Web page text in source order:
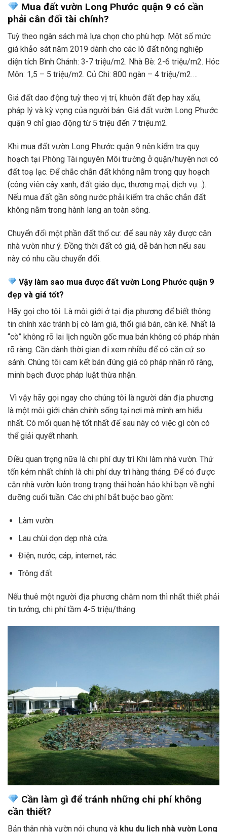
Mua đất vườn Long Phước quận 9 có cần
phải cân đối tài chính?
Tuỳ theo ngân sách mà lựa chọn cho phù hợp. Một số mức
giá khảo sát năm 2019 dành cho các lô đất nông nghiệp
diện tích Bình Chánh: 3-7 triệu/m2. Nhà Bè: 2-6 triệu/m2. Hóc
Môn: 1,5 – 5 triệu/m2. Củ Chi: 800 ngàn – 4 triệu/m2….
Giá đất dao động tuỳ theo vị trí, khuôn đất đẹp hay xấu,
pháp lý và kỳ vọng của người bán. Giá đất vườn Long Phước
quận 9 chỉ giao động từ 5 triệu đến 7 triệu.m2.
Khi mua đất vườn Long Phước quận 9 nên kiểm tra quy
hoạch tại Phòng Tài nguyên Môi trường ở quận/huyện nơi có
đất toạ lạc. Để chắc chắn đất không nằm trong quy hoạch
(công viên cây xanh, đất giáo dục, thương mại, dịch vụ…).
Nếu mua đất gần sông nước phải kiểm tra chắc chắn đất
không nằm trong hành lang an toàn sông.
Chuyển đổi một phần đất thổ cư: để sau này xây được căn
nhà vườn như ý. Đồng thời đất có giá, dễ bán hơn nếu sau
này có nhu cầu chuyển đổi.
Vậy làm sao mua được đất vườn Long Phước quận 9
đẹp và giá tốt?
Hãy gọi cho tôi. Là môi giới ở tại địa phương để biết thông
tin chính xác tránh bị cò làm giá, thổi giá bán, cân kê. Nhất là
“cò” không rõ lai lịch nguồn gốc mua bán không có pháp nhân
rõ ràng. Cần dành thời gian đi xem nhiều để có căn cứ so
sánh. Chúng tôi cam kết bán đúng giá có pháp nhân rõ ràng,
minh bạch được pháp luật thừa nhận.
Vì vậy hãy gọi ngay cho chúng tôi là người dân địa phương
là một môi giới chân chính sống tại nơi mà mình am hiểu
nhất. Có mối quan hệ tốt nhất để sau này có việc gì còn có
thể giải quyết nhanh.
Điều quan trọng nữa là chi phí duy trì Khi làm nhà vườn. Thứ
tốn kém nhất chính là chi phí duy trì hàng tháng. Để có được
căn nhà vườn luôn trong trạng thái hoàn hảo khi bạn về nghỉ
dưỡng cuối tuần. Các chi phí bắt buộc bao gồm:
Làm vườn.
Lau chùi dọn dẹp nhà cửa.
Điện, nước, cáp, internet, rác.
Trông đất.
Nếu thuê một người địa phương chăm nom thì nhất thiết phải
tin tưởng, chi phí tầm 4-5 triệu/tháng.
Cần làm gì để tránh những chi phí không
cần thiết?
Bản thân nhà vườn nói chung và khu du lịch nhà vườn Long